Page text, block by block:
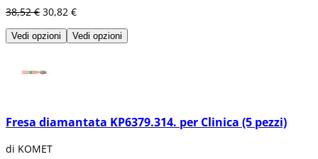
38,52 € 30,82 €
Vedi opzioni Vedi opzioni
Fresa diamantata KP6379.314. per Clinica (5 pezzi)
di KOMET